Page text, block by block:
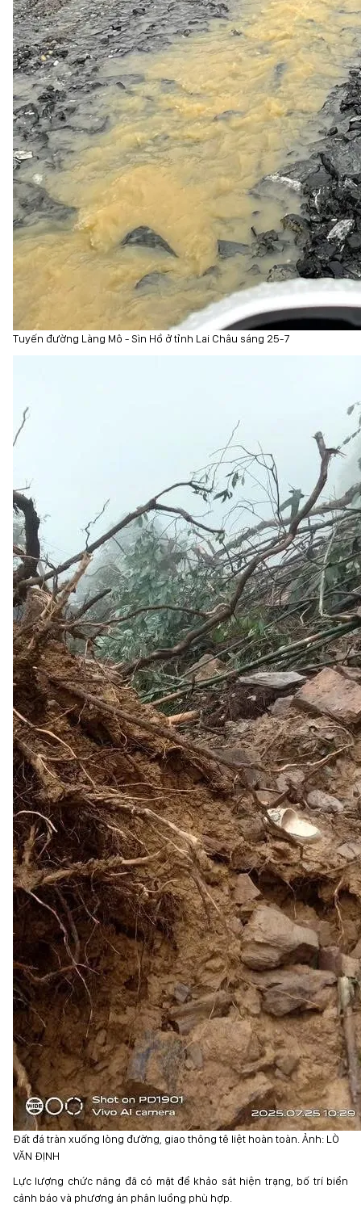
Tuyến đường Làng Mô - Sìn Hồ ở tỉnh Lai Châu sáng 25-7
Đất đá tràn xuống lòng đường, giao thông tê liệt hoàn toàn. Ảnh: LÒ
VĂN ĐỊNH
Lực lượng chức năng đã có mặt để khảo sát hiện trạng, bố trí biển
cảnh báo và phương án phân luồng phù hợp.